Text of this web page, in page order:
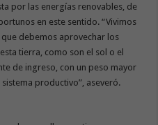
por las energías renovables, de
en este sentido. “Vivimos
debemos aprovechar los
tierra, como son el sol o el
de ingreso, con un peso mayor
productivo”, aseveró.